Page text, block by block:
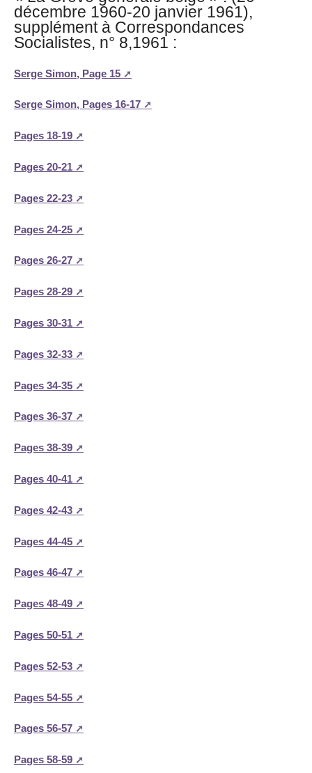
décembre 1960-20 janvier 1961),
supplément à Correspondances
Socialistes, n° 8,1961 :
Serge Simon, Page 15
Serge Simon, Pages 16-17
Pages 18-19
Pages 20-21
Pages 22-23
Pages 24-25
Pages 26-27
Pages 28-29
Pages 30-31
Pages 32-33
Pages 34-35
Pages 36-37
Pages 38-39
Pages 40-41
Pages 42-43
Pages 44-45
Pages 46-47
Pages 48-49
Pages 50-51
Pages 52-53
Pages 54-55
Pages 56-57
Pages 58-59